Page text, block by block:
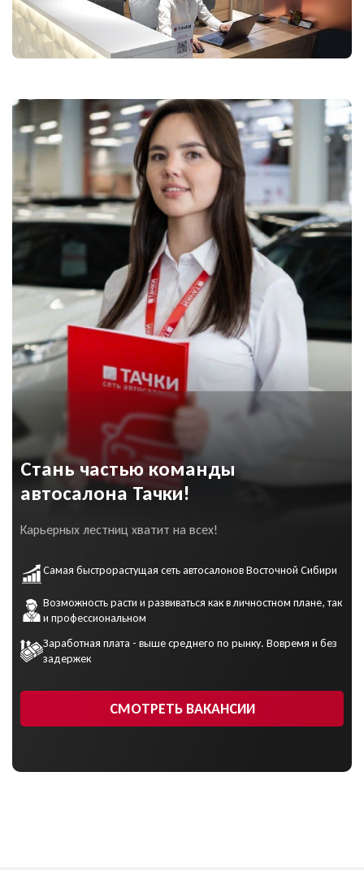
Стань частью команды
автосалона Тачки!
Карьерных лестниц хватит на всех!
Самая быстрорастущая сеть автосалонов Восточной Сибири
Возможность расти и развиваться как в личностном плане, так
и профессиональном
Заработная плата - выше среднего по рынку. Вовремя и без
задержек
СМОТРЕТЬ ВАКАНСИИ
УЗНАТЬ ЦЕНУ